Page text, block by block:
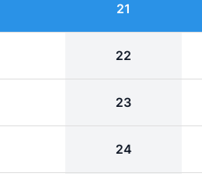
21
22
23
24